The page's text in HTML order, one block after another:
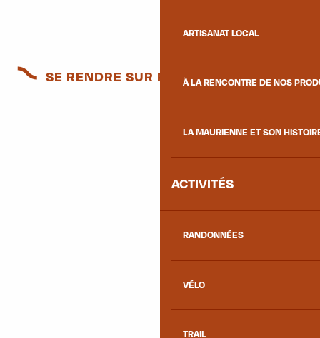
ARTISANAT LOCAL
À LA RENCONTRE DE NOS
LA MAURIENNE ET SON
ACTIVITÉS
RANDONNÉES
VÉLO
TRAIL
SE RENDRE SUR PLACE